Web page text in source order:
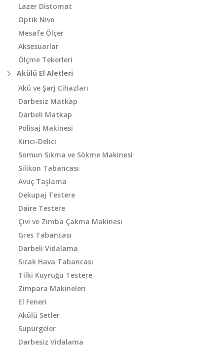
Lazer Distomat
Optik Nivo
Mesafe Ölçer
Aksesuarlar
Ölçme Tekerleri
Akülü El Aletleri
Akü ve Şarj Cihazları
Darbesiz Matkap
Darbeli Matkap
Polisaj Makinesi
Kırıcı-Delici
Somun Sıkma ve Sökme Makinesi
Silikon Tabancası
Avuç Taşlama
Dekupaj Testere
Daire Testere
Çivi ve Zımba Çakma Makinesi
Gres Tabancası
Darbeli Vidalama
Sıcak Hava Tabancası
Tilki Kuyruğu Testere
Zımpara Makineleri
El Feneri
Akülü Setler
Süpürgeler
Darbesiz Vidalama